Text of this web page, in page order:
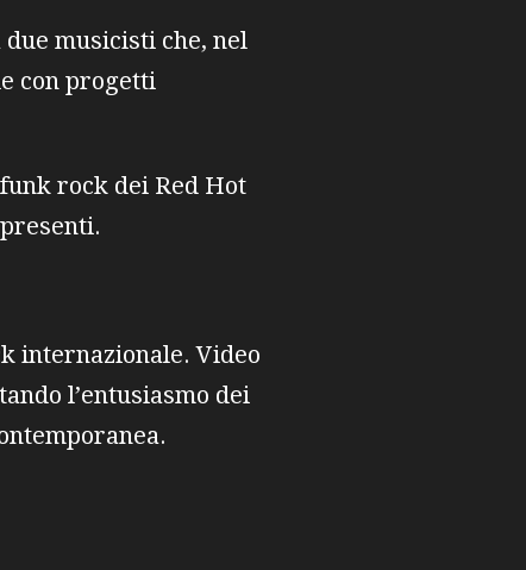
musicisti che, nel
con progetti
rock dei Red Hot
internazionale. Video
l’entusiasmo dei